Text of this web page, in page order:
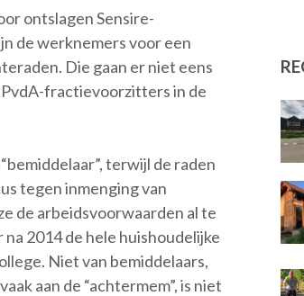
ontslagen Sensire-
de werknemers voor een
Die gaan er niet eens
PvdA-fractievoorzitters in de
terwijl de raden
tegen inmenging van
de arbeidsvoorwaarden al te
2014 de hele huishoudelijke
Niet van bemiddelaars,
aan de “achtermem”, is niet